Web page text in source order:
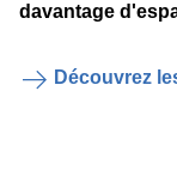
davantage
Découvrez